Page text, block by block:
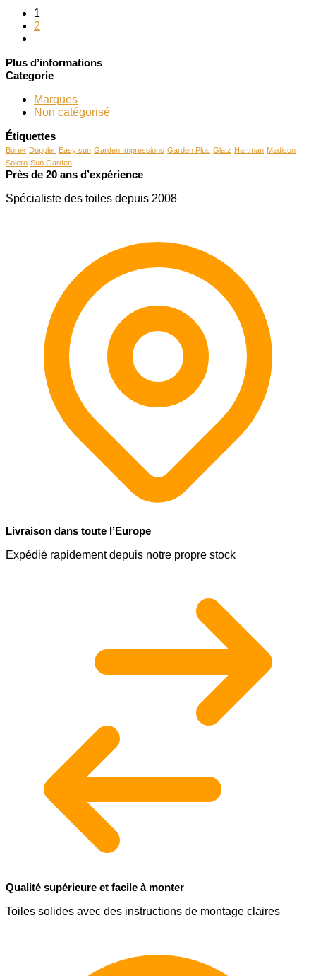
1
2
Plus d’informations
Categorie
Marques
Non catégorisé
Étiquettes
Borek Doppler Easy sun Garden Impressions Garden Plus Glatz Hartman Madison
Solero Sun Garden
Près de 20 ans d’expérience
Spécialiste des toiles depuis 2008
Livraison dans toute l’Europe
Expédié rapidement depuis notre propre stock
Qualité supérieure et facile à monter
Toiles solides avec des instructions de montage claires